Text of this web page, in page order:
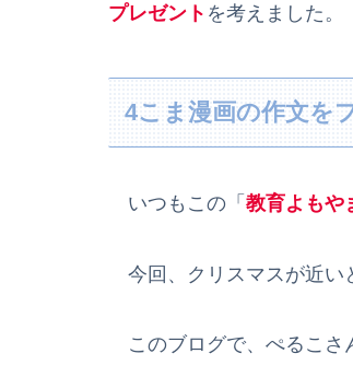
プレゼント を考えました。
4こま漫画の作文を
いつもこの「 教育よもや
今回、クリスマスが近い
このブログで、ぺるこさ